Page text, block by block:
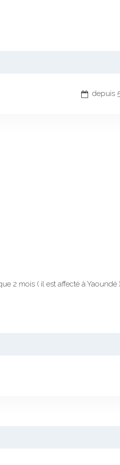
depuis
2 mois ( il est affecté à Yaoundé )